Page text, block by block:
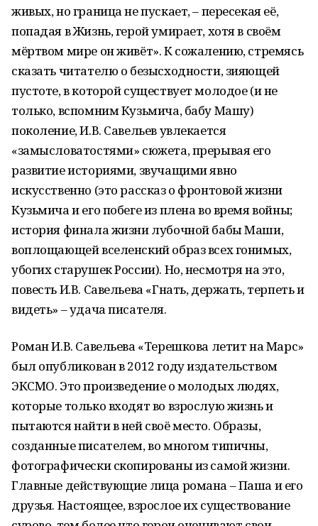
живых, но граница не пускает, – пересекая её,
попадая в Жизнь, герой умирает, хотя в своём
мёртвом мире он живёт». К сожалению, стремясь
сказать читателю о безысходности, зияющей
пустоте, в которой существует молодое (и не
только, вспомним Кузьмича, бабу Машу)
поколение, И.В. Савельев увлекается
«замысловатостями» сюжета, прерывая его
развитие историями, звучащими явно
искусственно (это рассказ о фронтовой жизни
Кузьмича и его побеге из плена во время войны;
история финала жизни лубочной бабы Маши,
воплощающей вселенский образ всех гонимых,
убогих старушек России). Но, несмотря на это,
повесть И.В. Савельева «Гнать, держать, терпеть и
видеть» – удача писателя.
Роман И.В. Савельева «Терешкова летит на Марс»
был опубликован в 2012 году издательством
ЭКСМО. Это произведение о молодых людях,
которые только входят во взрослую жизнь и
пытаются найти в ней своё место. Образы,
созданные писателем, во многом типичны,
фотографически скопированы из самой жизни.
Главные действующие лица романа – Паша и его
друзья. Настоящее, взрослое их существование